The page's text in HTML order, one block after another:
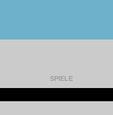
SPIELE